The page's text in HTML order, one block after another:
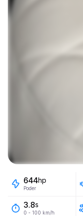
644hp
Poder
3.8s
0 - 100 km/h